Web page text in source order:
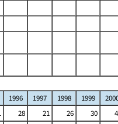
1996 1997 1998 1999
28 21 26 30